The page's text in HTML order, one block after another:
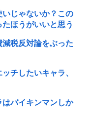
いじゃないか？この
ほうがいいと思う
税反対論をぶった
チしたいキャラ、
はバイキンマンしか